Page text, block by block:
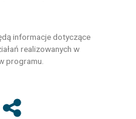
informacje dotyczące
realizowanych w
programu.